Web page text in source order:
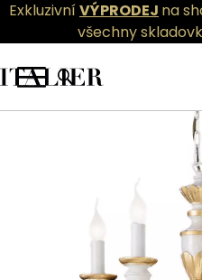
ExkluzivníVÝPRODEJ na
všechny